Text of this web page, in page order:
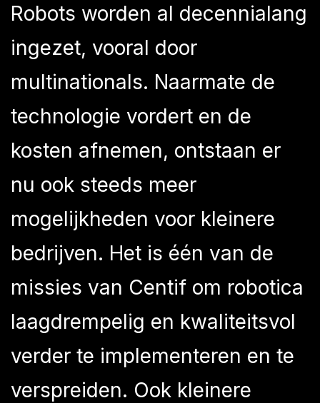
Robots worden al decennialang
ingezet, vooral door
multinationals. Naarmate de
technologie vordert en de
kosten afnemen, ontstaan er
nu ook steeds meer
mogelijkheden voor kleinere
bedrijven. Het is één van de
missies van Centif om robotica
laagdrempelig en kwaliteitsvol
verder te implementeren en te
verspreiden. Ook kleinere